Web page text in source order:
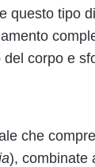
questo tipo
corpo e
che
), combinate